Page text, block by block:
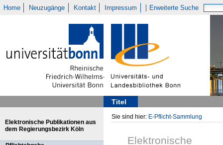
Home Neuzugänge Kontakt Impressum Erweiterte Suche
Titel
Elektronische Publikationen aus
dem Regierungsbezirk Köln
Sie sind hier: E-Pflicht-Sammlung
Elektronische